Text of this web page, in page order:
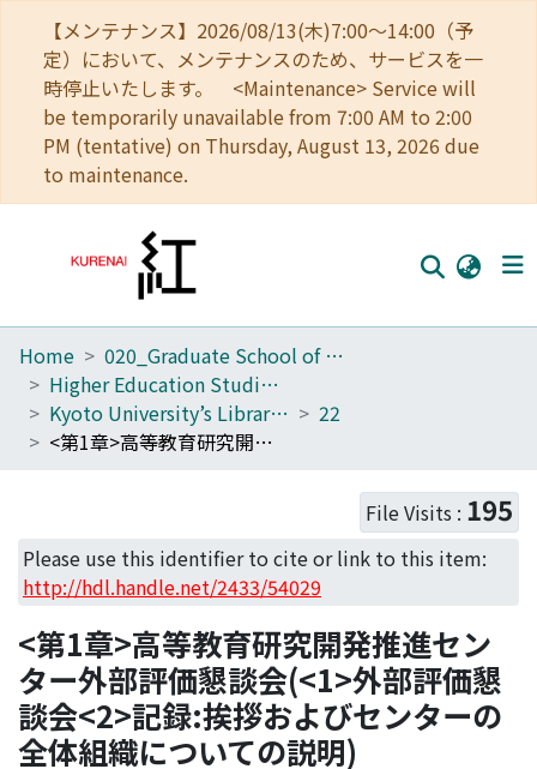
【メンテナンス】2026/08/13(木)7:00～14:00（予
定）において、メンテナンスのため、サービスを一
時停止いたします。 <Maintenance> Service will
be temporarily unavailable from 7:00 AM to 2:00
PM (tentative) on Thursday, August 13, 2026 due
to maintenance.
Home
Communities
Browse
Access Statistics
Library Network
Home
020_Graduate School of Education
Higher Education Studies Course (Old Center for the Promotion of Excellence in Higher Education)
Kyoto University’s Library of Higher Education Research
22
<第1章>高等教育研究開発推進センター外部評価懇談会(<1>外部評価懇談会<2>記録:挨拶およびセンターの全体組織についての説明)
File Visits : 195
Please use this identifier to cite or link to this item:
http://hdl.handle.net/2433/54029
<第1章>高等教育研究開発推進セン
ター外部評価懇談会(<1>外部評価懇
談会<2>記録:挨拶およびセンターの
全体組織についての説明)